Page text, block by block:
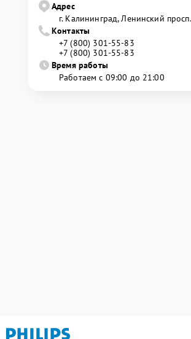
Адрес
г. Калининград, Ленинский
Контакты
+7 (800) 301-55-83
+7 (800) 301-55-83
Время работы
Работаем с 09:00 до 21:00